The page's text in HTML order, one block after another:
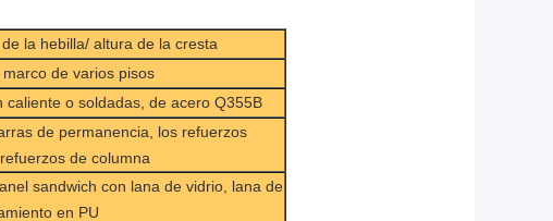
la hebilla/ altura de la cresta
de varios pisos
caliente o soldadas, de acero Q355B
de permanencia, los refuerzos
de columna
sandwich con lana de vidrio, lana de
en PU